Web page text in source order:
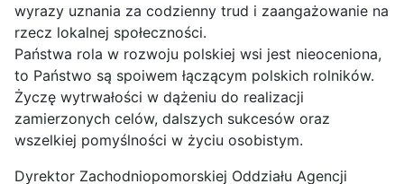
wyrazy uznania za codzienny trud i zaangażowanie na
rzecz lokalnej społeczności.
Państwa rola w rozwoju polskiej wsi jest nieoceniona,
to Państwo są spoiwem łączącym polskich rolników.
Życzę wytrwałości w dążeniu do realizacji
zamierzonych celów, dalszych sukcesów oraz
wszelkiej pomyślności w życiu osobistym.
Dyrektor Zachodniopomorskiej Oddziału Agencji